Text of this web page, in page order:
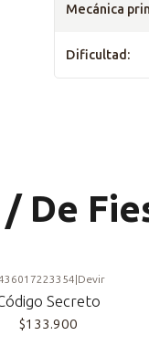
Mecánica
Dificultad:
De
Devir
Secreto
$133.900